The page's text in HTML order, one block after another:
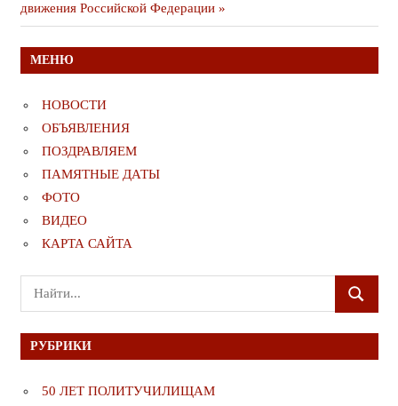
движения Российской Федерации
МЕНЮ
НОВОСТИ
ОБЪЯВЛЕНИЯ
ПОЗДРАВЛЯЕМ
ПАМЯТНЫЕ ДАТЫ
ФОТО
ВИДЕО
КАРТА САЙТА
Поиск
для:
ПОИСК
РУБРИКИ
50 ЛЕТ ПОЛИТУЧИЛИЩАМ